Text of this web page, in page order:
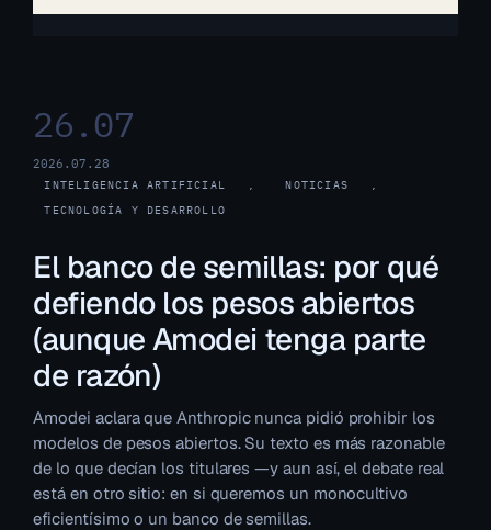
26.07
2026.07.28
INTELIGENCIA ARTIFICIAL , NOTICIAS
,
TECNOLOGÍA Y DESARROLLO
El banco de semillas: por qué
defiendo los pesos abiertos
(aunque Amodei tenga parte
de razón)
Amodei aclara que Anthropic nunca pidió prohibir los
modelos de pesos abiertos. Su texto es más razonable
de lo que decían los titulares —y aun así, el debate real
está en otro sitio: en si queremos un monocultivo
eficientísimo o un banco de semillas.